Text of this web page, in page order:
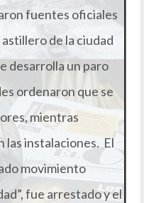
fuentes oficiales
de la ciudad
desarrolla un paro
ordenaron que se
mientras
las instalaciones. El
movimiento
fue arrestado y el